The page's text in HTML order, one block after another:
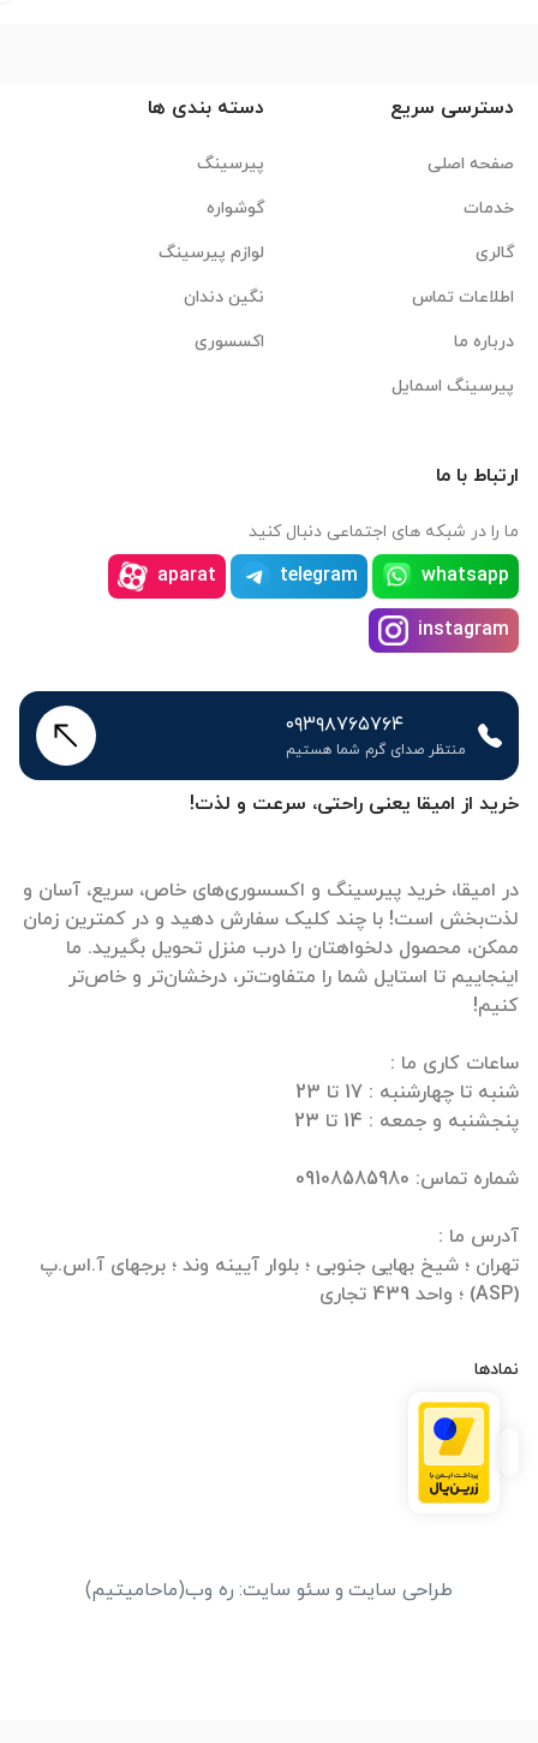
خرید از امیقا یعنی راحتی، سرعت و لذت!
در امیقا، خرید پیرسینگ و اکسسوری‌های خاص، سریع، آسان و
لذت‌بخش است! با چند کلیک سفارش دهید و در کمترین زمان
ممکن، محصول دلخواهتان را درب منزل تحویل بگیرید. ما
اینجاییم تا استایل شما را متفاوت‌تر، درخشان‌تر و خاص‌تر
تهران ؛ شیخ بهایی جنوبی ؛ بلوار آیینه وند ؛ برجهای آ.اس.پ
(ASP) ؛ واحد 439 تجاری
نمادها
دسترسی سریع
صفحه اصلی
خدمات
گالری
اطلاعات تماس
درباره ما
پیرسینگ اسمایل
دسته بندی ها
پیرسینگ
گوشواره
لوازم پیرسینگ
نگین دندان
اکسسوری
ارتباط با ما
ما را در شبکه های اجتماعی دنبال کنید
whatsapp
telegram
aparat
instagram
۰۹۳۹۸۷۶۵۷۶۴
منتظر صدای گرم شما هستیم
طراحی سایت و سئو سایت: ره وب(ماحامیتیم)